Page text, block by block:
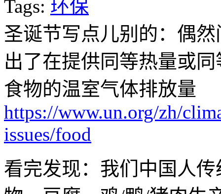
Tags: 环保
圣诞节写点儿别的：偶
出了在提供同等热量或
食物的温室气体排放量
https://www.un.org/zh/
issues/food
看完发现：我们中国人